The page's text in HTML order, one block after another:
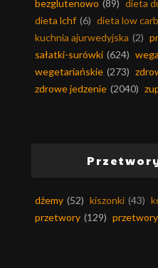
bezglutenowo (89) dieta
dieta lchf (6) dieta low carb
kuchnia ajurwedyjska (2)
sałatki-surówki (624)
wegetariańskie (273)
zdrowe jedzenie (2040)
dżemy (52) kiszonki (43)
przetwory (129) przetwory